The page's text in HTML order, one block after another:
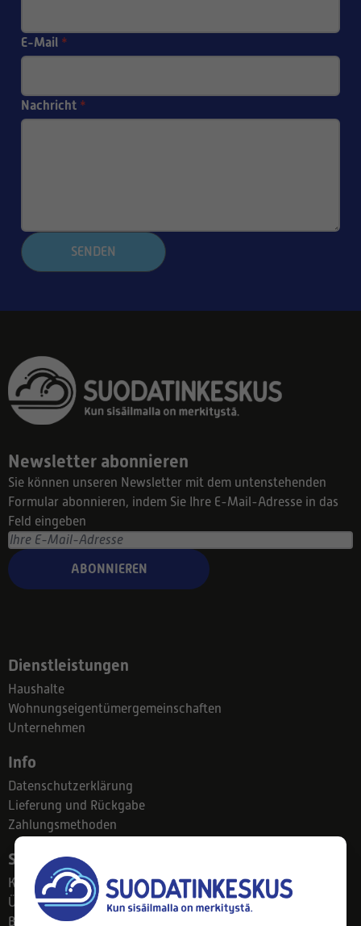
E-Mail *
Nachricht *
SENDEN
Newsletter abonnieren
Sie können unseren Newsletter mit dem untenstehenden
Formular abonnieren, indem Sie Ihre E-Mail-Adresse in das
Feld eingeben
ABONNIEREN
Dienstleistungen
Haushalte
Wohnungseigentümergemeinschaften
Unternehmen
Info
Datenschutzerklärung
Lieferung und Rückgabe
Zahlungsmethoden
Suodatinkeskus
Kontakt
Über uns
Blog